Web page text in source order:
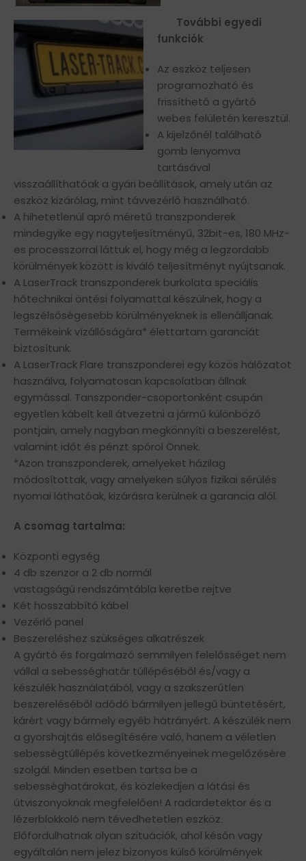
További egyedi
funkciók
Az eszköz teljesen
programozható és
frissíthető a gyártó
webes felületén keresztül.
A kijelzőnél található
gomb lenyomva
tartásával
visszaállíthatóak a gyári beállítások, amely után az
eszköz kizárólag, mint távvezérlő használható.
A hihetetlenül apró méretű transzponderek
mindegyike egy nagyteljesítményű, 32bit-es, 180 MHz-
es processzorral láttuk el, hogy még a legzordabb
körülmények között is kiváló teljesítményt nyújtsanak.
A LaserTrack transzponderek burkolata speciális
hőtechnikai öntési folyamattal készülnek, hogy a
legszélsőségesebb körülményeknek is ellenálljanak.
Termékeink vízállóságára* élettartam garanciát
biztosítunk.
A LaserTrack Flare transzponderei egy közös hálózatot
használva, folyamatosan kapcsolatban állnak
egymással. Tanszponder-csoportonként csupán
egyetlen kábelt kell átvezetni a jármű különböző
pontjain, amely nagyban megkönnyíti a beszerelést,
valamint időt és pénzt spórol Önnek.
*Azon transzponderek, amelyeket házilag
módosítottak, vagy amelyeken súlyos fizikai sérülés
nyomai láthatóak, kizárásra kerülnek a garancia alól.
A csomag tartalma:
Központi egység
4 db szenzor a 2 db normál
vastagságú rendszámtábla keretbe rejtve
Két hosszabbító kábel
Vezérlő panel
Beszereléshez szükséges alkatrészek
A gyártó és forgalmazó semmilyen felelősséget nem
vállal a sebességhatár túllépéséből és/vagy a
készülék használatából, vagy a szakszerűtlen
beszereléséből adódó bármilyen jellegű büntetésért,
kárért vagy bármely egyéb hátrányért. A készülék nem
a gyorshajtás elősegítésére való, hanem a véletlen
sebességtúllépés következményeinek megelőzésére
szolgál. Minden esetben tartsa be a
sebességhatárokat, és közlekedjen a látási és
útviszonyoknak megfelelően! A radardetektor és a
lézerblokkoló nem tévedhetetlen eszköz.
Előfordulhatnak olyan szituációk, ahol későn vagy
egyáltalán nem jelez bizonyos külső körülmények